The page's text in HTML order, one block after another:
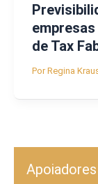
de Tax
PorRegina
Apoiadores